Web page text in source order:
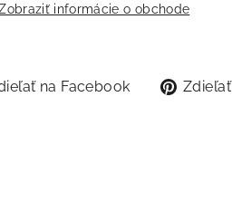
informácie o obchode
na Facebook
Zdieľať